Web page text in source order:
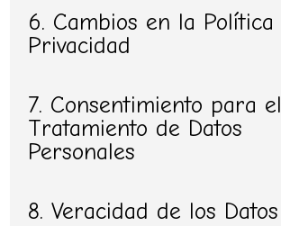
6. Cambios en la Política
Privacidad
7. Consentimiento para el
Tratamiento de Datos
Personales
8. Veracidad de los Datos